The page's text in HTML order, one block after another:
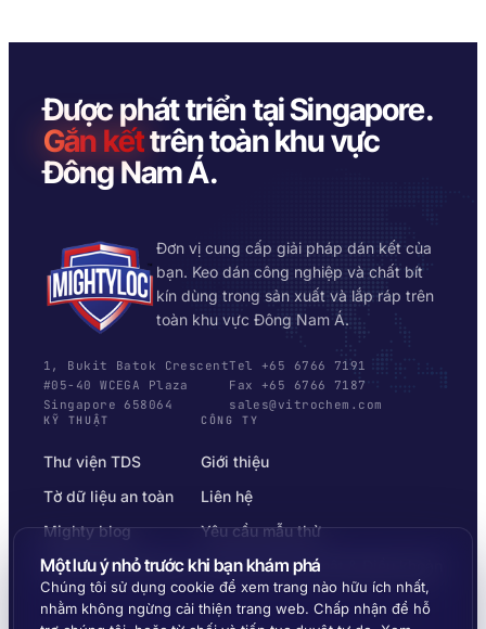
Được phát triển tại Singapore.
Gắn kếttrên toàn khu vực
Đông Nam Á.
Đơn vị cung cấp giải pháp dán kết của
bạn. Keo dán công nghiệp và chất bít
kín dùng trong sản xuất và lắp ráp trên
toàn khu vực Đông Nam Á.
1, Bukit Batok Crescent
#05-40 WCEGA Plaza
Singapore 658064
Tel +65 6766 7191
Fax +65 6766 7187
sales@vitrochem.com
KỸ THUẬT
Thư viện TDS
Tờ dữ liệu an toàn
Mighty blog
Bộ chọn nền vật liệu
CÔNG TY
Giới thiệu
Liên hệ
Yêu cầu mẫu thử
Chính sách bảo mật & Điều khoản
Một lưu ý nhỏ trước khi bạn khám phá
Chúng tôi sử dụng cookie để xem trang nào hữu ích nhất,
nhằm không ngừng cải thiện trang web. Chấp nhận để hỗ